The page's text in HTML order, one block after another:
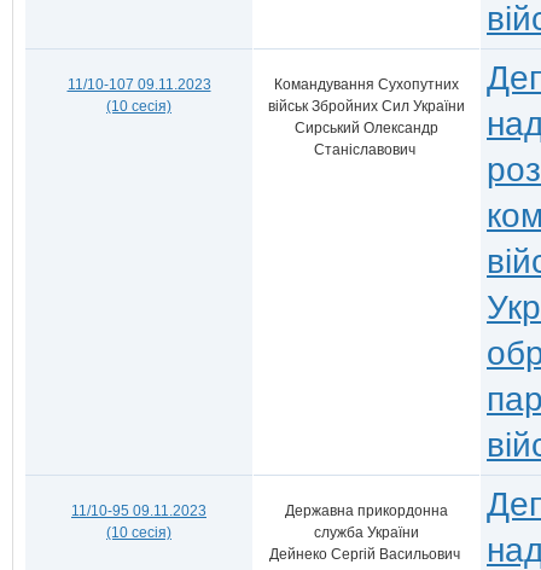
11/10-107 09.11.2023
(10 сесія)
Командування Сухопутних
військ Збройних Сил України
Сирський Олександр
Станіславович
11/10-95 09.11.2023
(10 сесія)
Державна прикордонна
служба України
Дейнеко Сергій Васильович